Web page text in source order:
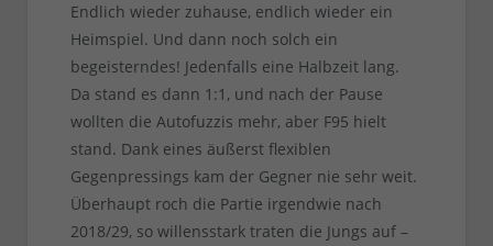
Endlich wieder zuhause, endlich wieder ein
Heimspiel. Und dann noch solch ein
begeisterndes! Jedenfalls eine Halbzeit lang.
Da stand es dann 1:1, und nach der Pause
wollten die Autofuzzis mehr, aber F95 hielt
stand. Dank eines äußerst flexiblen
Gegenpressings kam der Gegner nie sehr weit.
Überhaupt roch die Partie irgendwie nach
2018/29, so willensstark traten die Jungs auf –